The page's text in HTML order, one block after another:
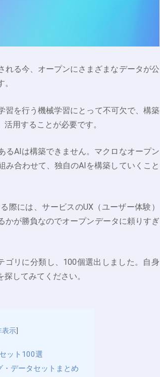
る今、オープンにさまざまなデータが公
習を行う機械学習にとって不可欠で、構築
用することが必要です。
るAIは構築できません。マクロなオープン
み合わせて、独自のAIを構築していくこと
際には、サービスのUX（ユーザー体験）
かが勝負なのでオープンデータに頼りすぎ
リに分類し、100個選出しました。自身
してみてください。
表示]
ット100選
データセットまとめ